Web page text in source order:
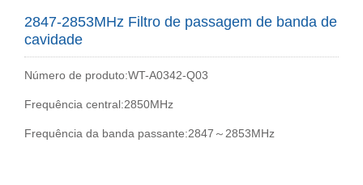
2847-2853MHz Filtro de passagem de banda de
cavidade
Número de produto:WT-A0342-Q03
Frequência central:2850MHz
Frequência da banda passante:2847～2853MHz